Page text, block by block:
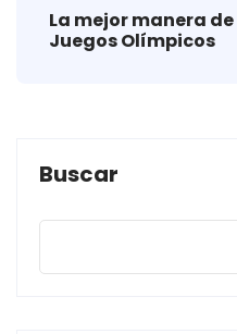
La mejor manera
Juegos Olímpicos
Buscar